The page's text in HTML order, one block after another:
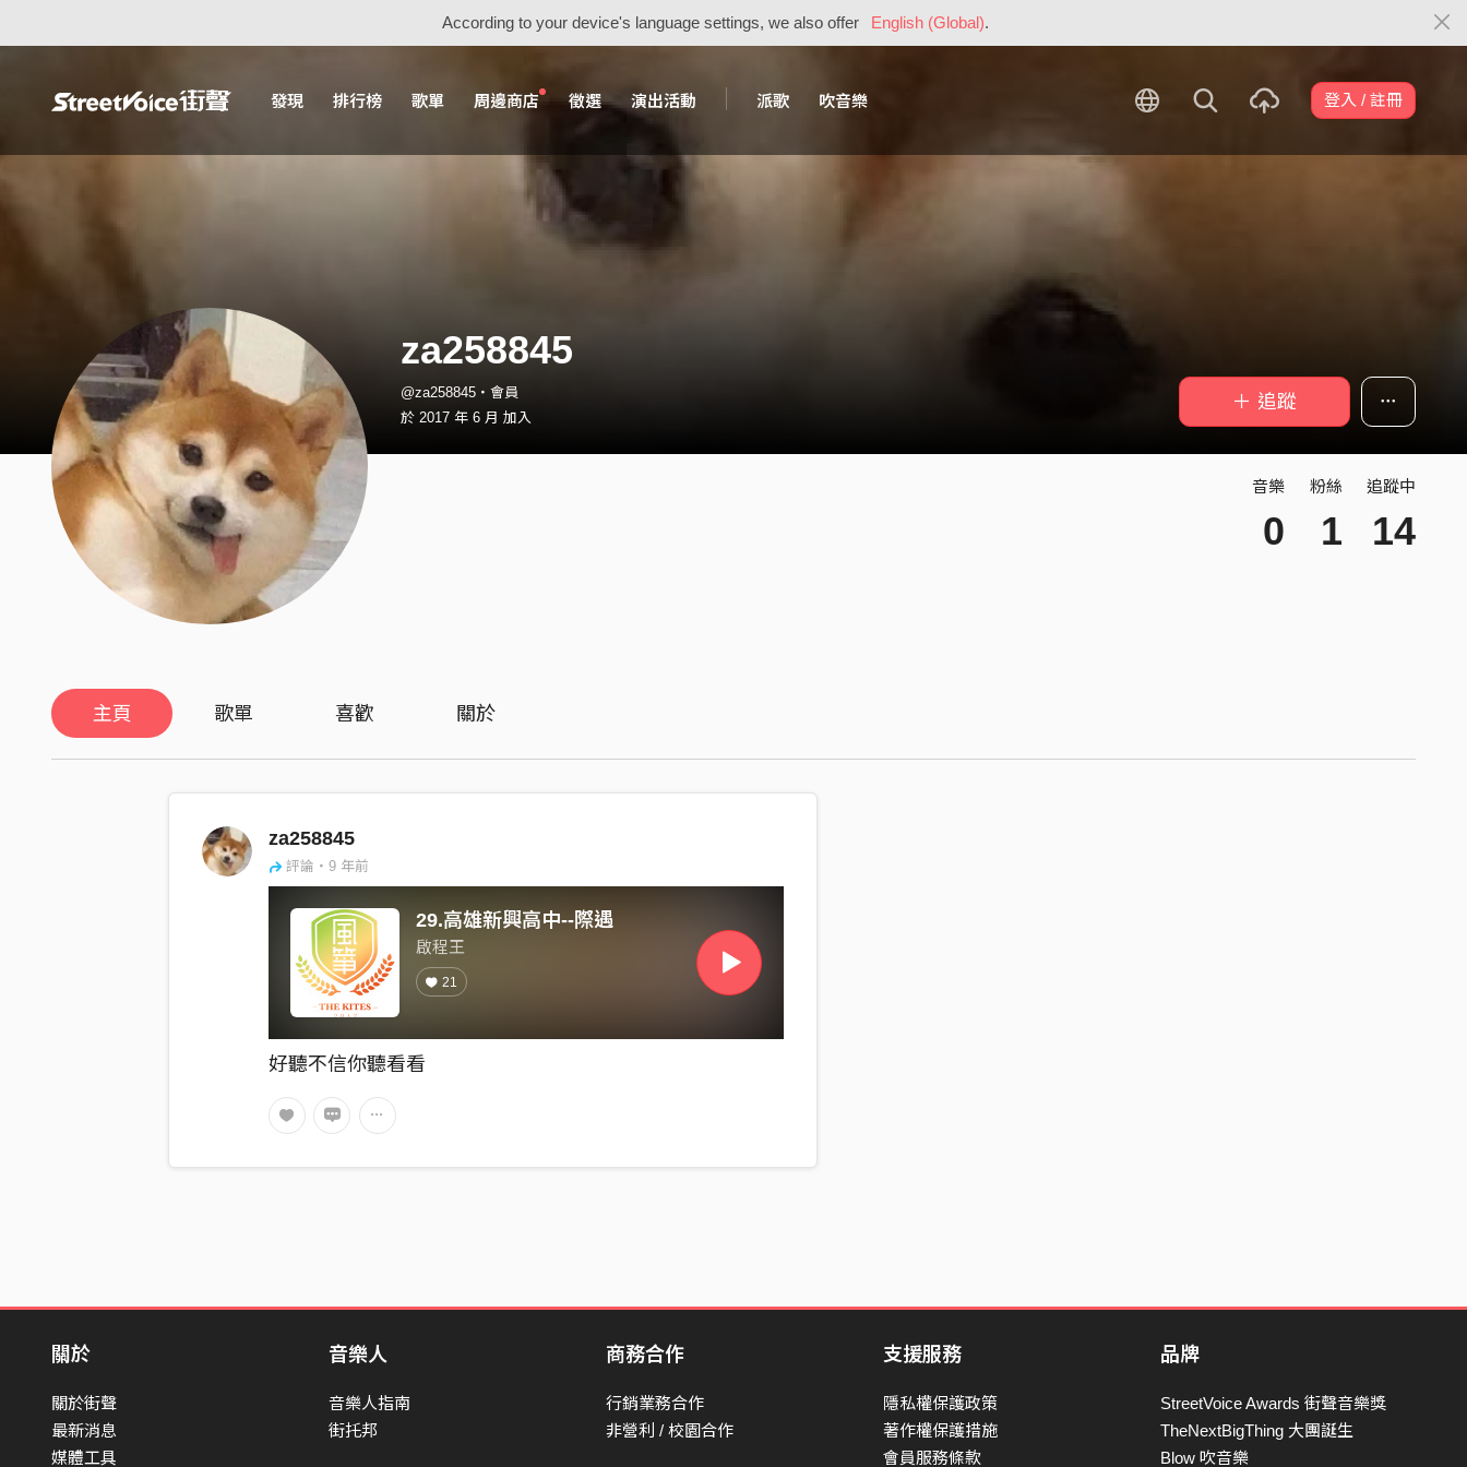
According to your device's language settings, we also offer English (Global).
發現 排行榜 歌單 周邊商店 徵選 演出活動 派歌 吹音樂 登入 / 註冊
za258845
@za258845・會員
於 2017 年 6 月 加入
＋ 追蹤
音樂
0
粉絲
1
追蹤中
14
主頁 歌單 喜歡 關於
za258845
評論・9 年前
29.高雄新興高中--際遇
啟程王
21
好聽不信你聽看看
關於
關於街聲
最新消息
媒體工具
音樂人
音樂人指南
街托邦
商務合作
行銷業務合作
非營利 / 校園合作
支援服務
隱私權保護政策
著作權保護措施
會員服務條款
品牌
StreetVoice Awards 街聲音樂獎
TheNextBigThing 大團誕生
Blow 吹音樂